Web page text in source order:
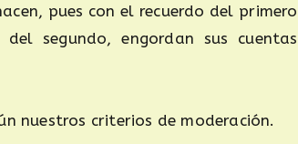
pues con el recuerdo del primero
segundo, engordan sus cuentas
nuestros criterios de moderación.